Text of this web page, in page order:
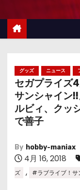
グッズ ニュース
セガプライズ
サンシャイン
ルビィ、クッ
で善子
By hobby-maniax
4月 16, 2018
ズ
, #ラブライブ！サ